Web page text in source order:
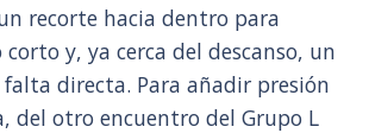
recorte hacia dentro para
y, ya cerca del descanso, un
falta directa. Para añadir presión
del otro encuentro del Grupo L